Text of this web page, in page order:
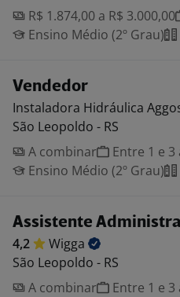
R$ 1.874,00 a R$ 3.000,00
Ensino Médio (2º Grau)
Vendedor
Instaladora Hidráulica
São Leopoldo - RS
A combinar
Entre 1 e 3
Ensino Médio (2º Grau)
Assistente
4,2
Wigga
São Leopoldo - RS
A combinar
Entre 1 e 3